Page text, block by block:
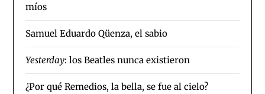
míos
Samuel Eduardo Qüenza, el sabio
Yesterday: los Beatles nunca existieron
¿Por qué Remedios, la bella, se fue al cielo?